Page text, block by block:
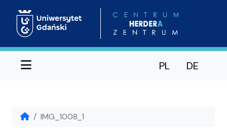
Menu PL DE
IMG_1008_1